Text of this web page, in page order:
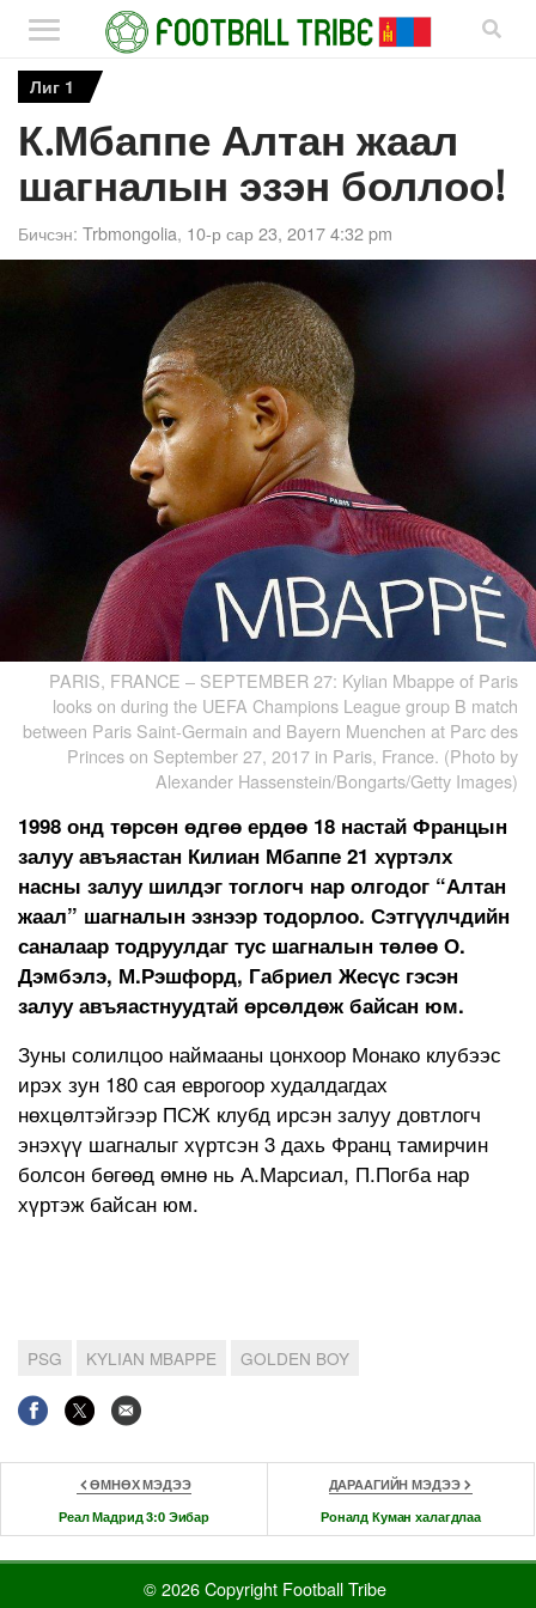
Лиг 1
К.Мбаппе Алтан жаал
шагналын эзэн боллоо!
Бичсэн: Trbmongolia, 10-р сар 23, 2017 4:32 pm
PARIS, FRANCE – SEPTEMBER 27: Kylian Mbappe of Paris
looks on during the UEFA Champions League group B match
between Paris Saint-Germain and Bayern Muenchen at Parc des
Princes on September 27, 2017 in Paris, France. (Photo by
Alexander Hassenstein/Bongarts/Getty Images)
1998 онд төрсөн өдгөө ердөө 18 настай Францын
залуу авъяастан Килиан Мбаппе 21 хүртэлх
насны залуу шилдэг тоглогч нар олгодог “Алтан
жаал” шагналын эзнээр тодорлоо. Сэтгүүлчдийн
саналаар тодруулдаг тус шагналын төлөө О.
Дэмбэлэ, М.Рэшфорд, Габриел Жесүс гэсэн
залуу авъяастнуудтай өрсөлдөж байсан юм.
Зуны солилцоо наймааны цонхоор Монако клубээс
ирэх зун 180 сая еврогоор худалдагдах
нөхцөлтэйгээр ПСЖ клубд ирсэн залуу довтлогч
энэхүү шагналыг хүртсэн 3 дахь Франц тамирчин
болсон бөгөөд өмнө нь А.Марсиал, П.Погба нар
хүртэж байсан юм.
PSG KYLIAN MBAPPE GOLDEN BOY
ӨМНӨХ МЭДЭЭ
Реал Мадрид 3:0 Эибар
ДАРААГИЙН МЭДЭЭ
Роналд Куман халагдлаа
© 2026 Copyright Football Tribe